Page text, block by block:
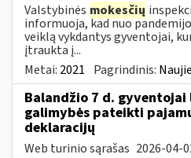
Valstybinės mokesčių
informuoja, kad nuo
veiklą vykdantys gyventojai,
įtraukta į...
Metai: 2021 Pagrindinis:
Balandžio 7 d.
galimybės pateikti
deklaracijų
Web turinio sąrašas 2026-04-